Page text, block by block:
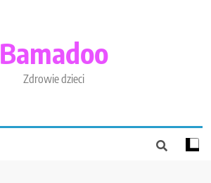
Bamadoo
Zdrowie dzieci